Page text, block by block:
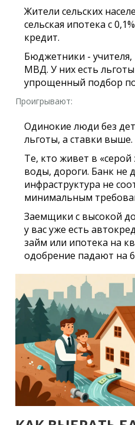
Жители сельских
сельская ипотека с
кредит.
Бюджетники -
МВД. У них есть
упрощенный подбор
Проигрывают:
Одинокие люди без
льготы, а ставки выше.
Те, кто живет в «серой
воды, дороги. Банк не
инфраструктура не
минимальным
Заемщики с высокой
у вас уже есть
займ или ипотека на
одобрение падают на